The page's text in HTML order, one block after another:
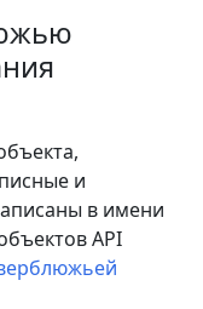
и
в имени
API